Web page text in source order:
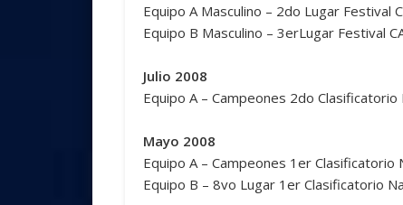
Equipo A Masculino – 2do Lugar Festival
Equipo B Masculino – 3erLugar Festival
Julio 2008
Equipo A – Campeones 2do Clasificatorio
Mayo 2008
Equipo A – Campeones 1er Clasificatorio
Equipo B – 8vo Lugar 1er Clasificatorio